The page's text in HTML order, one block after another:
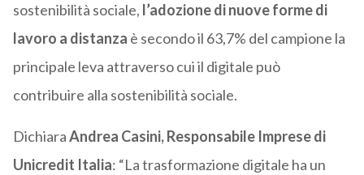
sostenibilità sociale, l’adozione di nuove forme di
lavoro a distanza è secondo il 63,7% del campione la
principale leva attraverso cui il digitale può
contribuire alla sostenibilità sociale.
DichiaraAndrea Casini, Responsabile Imprese di
Unicredit Italia: “La trasformazione digitale ha un